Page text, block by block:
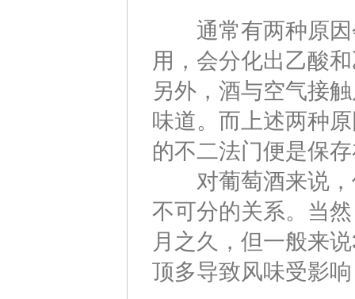
通常有两种原因
用，会分化出乙酸
另外，酒与空气接
味道。而上述两种
的不二法门便是保
对葡萄酒来说，
不可分的关系。当
月之久，但一般来
顶多导致风味受影